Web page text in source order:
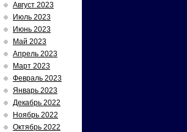
Август 2023
Июль 2023
Июнь 2023
Май 2023
Апрель 2023
Март 2023
Февраль 2023
Январь 2023
Декабрь 2022
Ноябрь 2022
Октябрь 2022